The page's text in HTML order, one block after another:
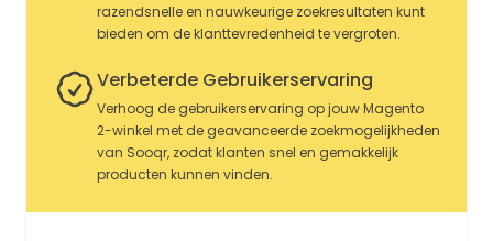
razendsnelle en nauwkeurige zoekresultaten kunt
bieden om de klanttevredenheid te vergroten.
Verbeterde Gebruikerservaring
Verhoog de gebruikerservaring op jouw Magento
2-winkel met de geavanceerde zoekmogelijkheden
van Sooqr, zodat klanten snel en gemakkelijk
producten kunnen vinden.